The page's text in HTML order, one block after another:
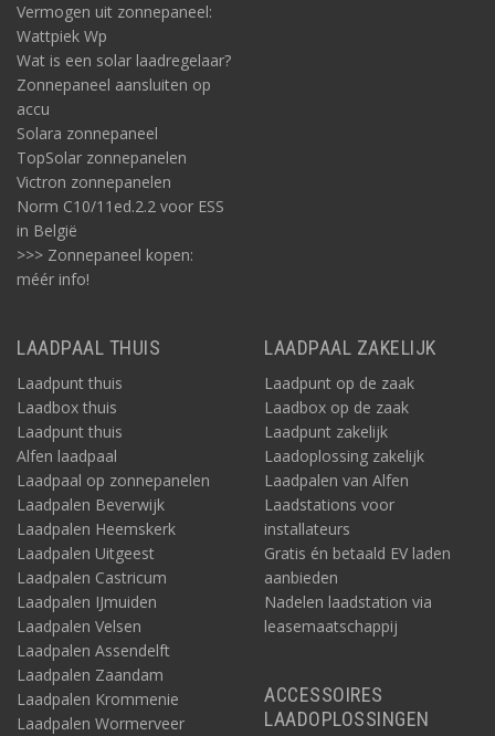
Vermogen uit zonnepaneel:
Wattpiek Wp
Wat is een solar laadregelaar?
Zonnepaneel aansluiten op
accu
Solara zonnepaneel
TopSolar zonnepanelen
Victron zonnepanelen
Norm C10/11ed.2.2 voor ESS
in België
>>> Zonnepaneel kopen:
méér info!
LAADPAAL THUIS
Laadpunt thuis
Laadbox thuis
Laadpunt thuis
Alfen laadpaal
Laadpaal op zonnepanelen
Laadpalen Beverwijk
Laadpalen Heemskerk
Laadpalen Uitgeest
Laadpalen Castricum
Laadpalen IJmuiden
Laadpalen Velsen
Laadpalen Assendelft
Laadpalen Zaandam
Laadpalen Krommenie
Laadpalen Wormerveer
LAADPAAL ZAKELIJK
Laadpunt op de zaak
Laadbox op de zaak
Laadpunt zakelijk
Laadoplossing zakelijk
Laadpalen van Alfen
Laadstations voor
installateurs
Gratis én betaald EV laden
aanbieden
Nadelen laadstation via
leasemaatschappij
ACCESSOIRES
LAADOPLOSSINGEN